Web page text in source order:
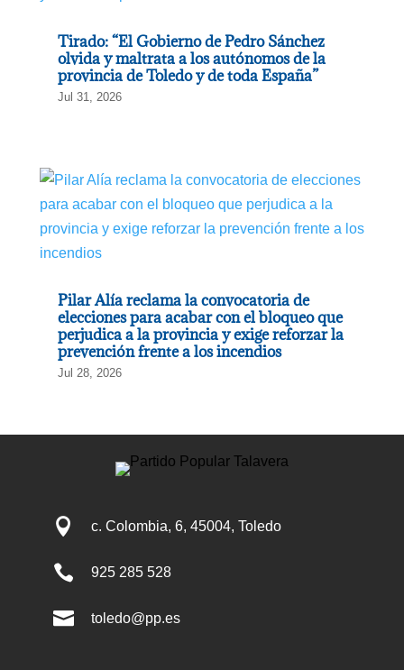
Tirado: “El Gobierno de Pedro Sánchez
olvida y maltrata a los autónomos de la
provincia de Toledo y de toda España”
Jul 31, 2026
Pilar Alía reclama la convocatoria de
elecciones para acabar con el bloqueo que
perjudica a la provincia y exige reforzar la
prevención frente a los incendios
Jul 28, 2026
 c. Colombia, 6, 45004, Toledo
 925 285 528
 toledo@pp.es